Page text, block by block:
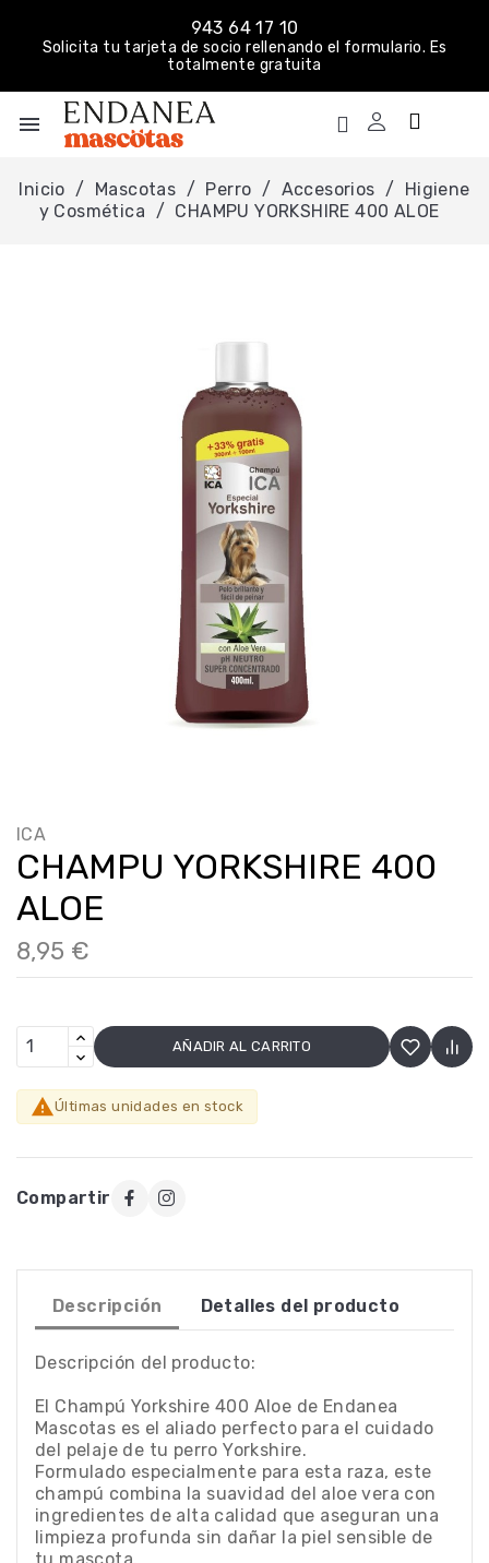
943 64 17 10
Solicita tu tarjeta de socio rellenando el formulario. Es
totalmente gratuita
menu
Inicio Mascotas Perro Accesorios
Higiene
y Cosmética
CHAMPU YORKSHIRE 400 ALOE
ICA
CHAMPU YORKSHIRE 400
ALOE
8,95 €
AÑADIR AL CARRITO
Últimas unidades en stock
Compartir
Descripción Detalles del producto
Descripción del producto:
El Champú Yorkshire 400 Aloe de Endanea
Mascotas es el aliado perfecto para el cuidado
del pelaje de tu perro Yorkshire.
Formulado especialmente para esta raza, este
champú combina la suavidad del aloe vera con
ingredientes de alta calidad que aseguran una
limpieza profunda sin dañar la piel sensible de